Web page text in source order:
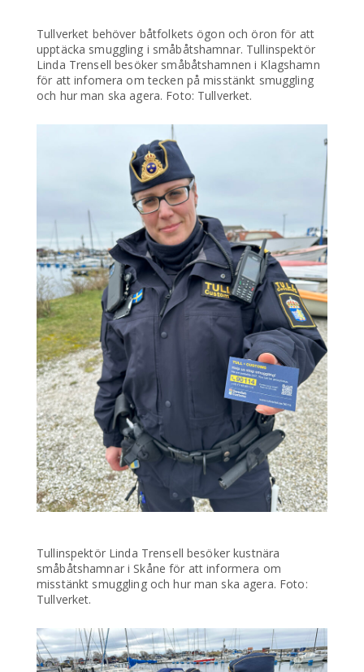
Tullverket behöver båtfolkets ögon och öron för att
upptäcka smuggling i småbåtshamnar. Tullinspektör
Linda Trensell besöker småbåtshamnen i Klagshamn
för att infomera om tecken på misstänkt smuggling
och hur man ska agera. Foto: Tullverket.
Tullinspektör Linda Trensell besöker kustnära
småbåtshamnar i Skåne för att informera om
misstänkt smuggling och hur man ska agera. Foto:
Tullverket.